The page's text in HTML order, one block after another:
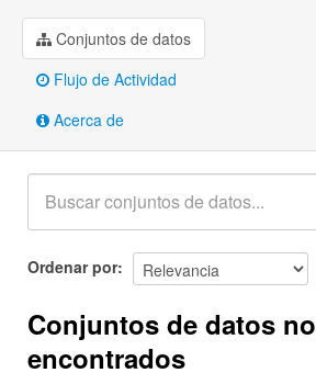
Conjuntos de datos
Flujo de Actividad
Acerca de
Ordenar por
Conjuntos de datos no
encontrados